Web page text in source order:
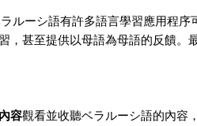
ルーシ語有許多語言學習應用程序
，甚至提供以母語為母語的反饋。
容觀看並收聽ベラルーシ語的內容